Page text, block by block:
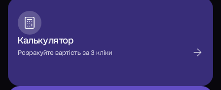
Калькулятор
Розрахуйте вартість за 3 кліки